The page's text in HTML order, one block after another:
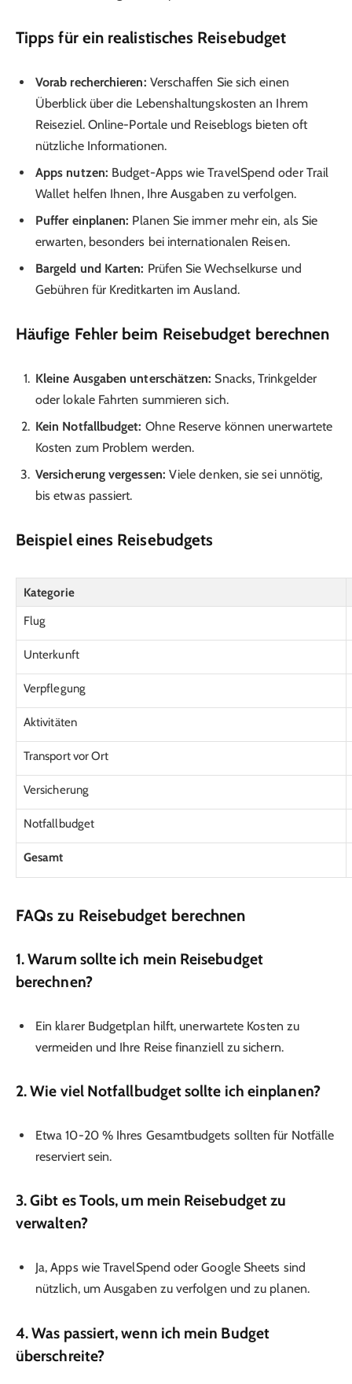
Tipps für ein realistisches Reisebudget
Vorab recherchieren: Verschaffen Sie sich einen
Überblick über die Lebenshaltungskosten an Ihrem
Reiseziel. Online-Portale und Reiseblogs bieten oft
nützliche Informationen.
Apps nutzen: Budget-Apps wie TravelSpend oder Trail
Wallet helfen Ihnen, Ihre Ausgaben zu verfolgen.
Puffer einplanen: Planen Sie immer mehr ein, als Sie
erwarten, besonders bei internationalen Reisen.
Bargeld und Karten: Prüfen Sie Wechselkurse und
Gebühren für Kreditkarten im Ausland.
Häufige Fehler beim Reisebudget berechnen
Kleine Ausgaben unterschätzen: Snacks, Trinkgelder
oder lokale Fahrten summieren sich.
Kein Notfallbudget: Ohne Reserve können unerwartete
Kosten zum Problem werden.
Versicherung vergessen: Viele denken, sie sei unnötig,
bis etwas passiert.
Beispiel eines Reisebudgets
Kategorie
Flug
Unterkunft
Verpflegung
Aktivitäten
Transport vor Ort
Versicherung
Notfallbudget
Gesamt
FAQs zu Reisebudget berechnen
1.Warum sollte ich mein Reisebudget
berechnen?
Ein klarer Budgetplan hilft, unerwartete Kosten zu
vermeiden und Ihre Reise finanziell zu sichern.
2.Wie viel Notfallbudget sollte ich einplanen?
Etwa 10-20 % Ihres Gesamtbudgets sollten für Notfälle
reserviert sein.
3.Gibt es Tools, um mein Reisebudget zu
verwalten?
Ja, Apps wie TravelSpend oder Google Sheets sind
nützlich, um Ausgaben zu verfolgen und zu planen.
4.Was passiert, wenn ich mein Budget
überschreite?